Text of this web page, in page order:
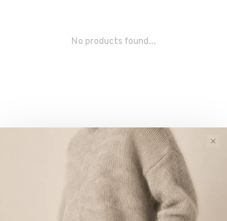
No products found...
Showing 1 - 0 of 0
✕